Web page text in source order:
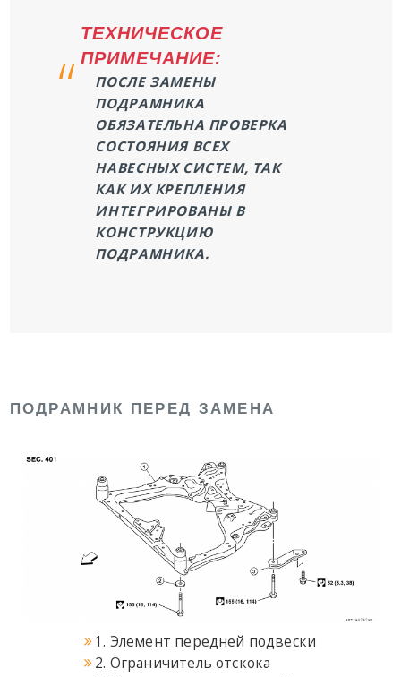
ТЕХНИЧЕСКОЕ
ПРИМЕЧАНИЕ:
ПОСЛЕ ЗАМЕНЫ
ПОДРАМНИКА
ОБЯЗАТЕЛЬНА ПРОВЕРКА
СОСТОЯНИЯ ВСЕХ
НАВЕСНЫХ СИСТЕМ, ТАК
КАК ИХ КРЕПЛЕНИЯ
ИНТЕГРИРОВАНЫ В
КОНСТРУКЦИЮ
ПОДРАМНИКА.
ПОДРАМНИК ПЕРЕД ЗАМЕНА
1. Элемент передней подвески
2. Ограничитель отскока